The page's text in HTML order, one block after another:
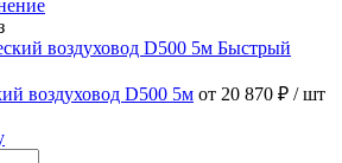
Быстрый
воздуховод D500 5м от 20 870 ₽ / шт